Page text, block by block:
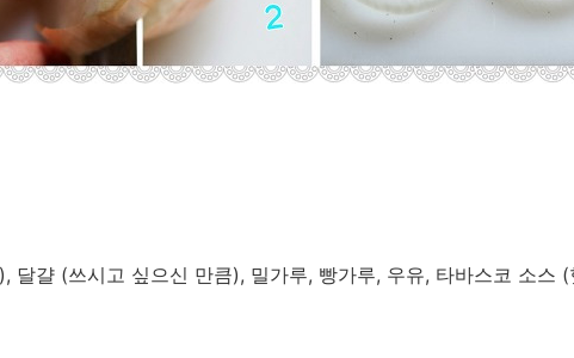
달걀 (쓰시고 싶으신 만큼), 밀가루, 빵가루, 우유, 타바스코 소스